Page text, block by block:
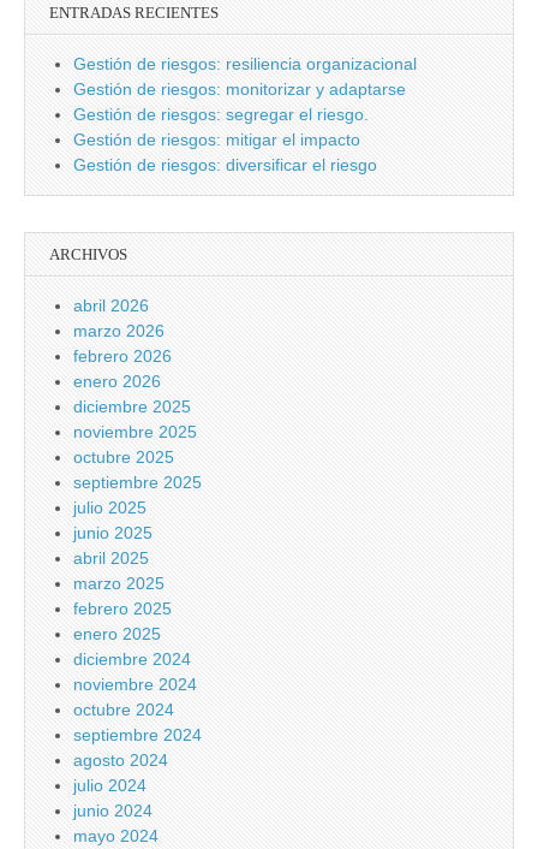
ENTRADAS RECIENTES
Gestión de riesgos: resiliencia organizacional
Gestión de riesgos: monitorizar y adaptarse
Gestión de riesgos: segregar el riesgo.
Gestión de riesgos: mitigar el impacto
Gestión de riesgos: diversificar el riesgo
ARCHIVOS
abril 2026
marzo 2026
febrero 2026
enero 2026
diciembre 2025
noviembre 2025
octubre 2025
septiembre 2025
julio 2025
junio 2025
abril 2025
marzo 2025
febrero 2025
enero 2025
diciembre 2024
noviembre 2024
octubre 2024
septiembre 2024
agosto 2024
julio 2024
junio 2024
mayo 2024